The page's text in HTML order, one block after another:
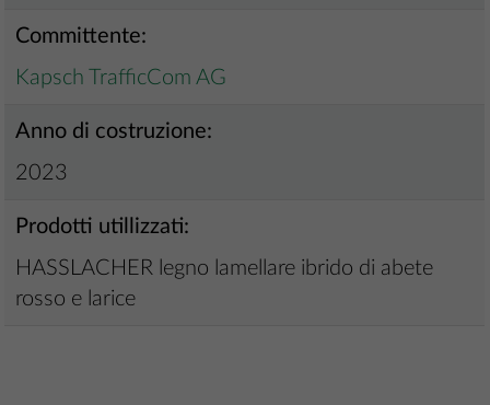
Committente:
Kapsch TrafficCom AG
Anno di costruzione:
2023
Prodotti utillizzati:
HASSLACHER legno lamellare ibrido di abete
rosso e larice